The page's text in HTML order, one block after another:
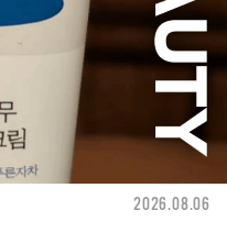
2026.08.06